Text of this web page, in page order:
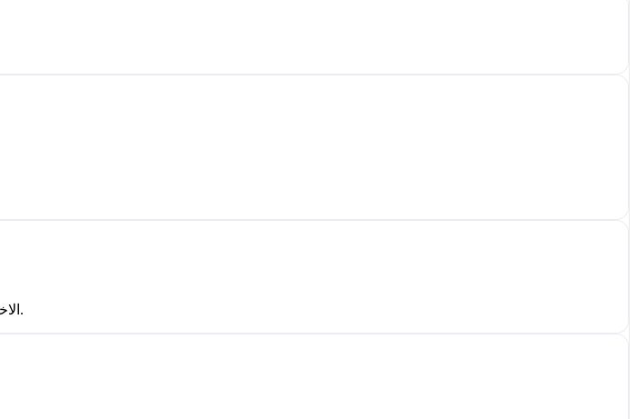
الاختبارات غير المستقرة لها نتائج مختلطة بين التشغيلات (نجاح واحد على الأقل وفشل واحد على الأقل).